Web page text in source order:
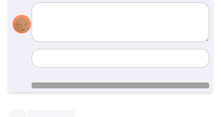
comments
name